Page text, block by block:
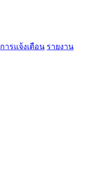
การแจ้งเตือน รายงาน